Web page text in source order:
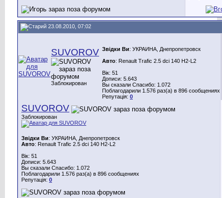
23.08.2010, 07:02
SUVOROV
Заблокирован
Звідки Ви: УКРАИНА, Днепропетровск
Авто: Renault Trafic 2.5 dci 140 H2-L2
Вік: 51
Дописи: 5.643
Вы сказали Спасибо: 1.072
Поблагодарили 1.576 раз(а) в 896 сообщениях
Репутація: 0
SUVOROV
Заблокирован
Звідки Ви: УКРАИНА, Днепропетровск
Авто: Renault Trafic 2.5 dci 140 H2-L2
Вік: 51
Дописи: 5.643
Вы сказали Спасибо: 1.072
Поблагодарили 1.576 раз(а) в 896 сообщениях
Репутація: 0